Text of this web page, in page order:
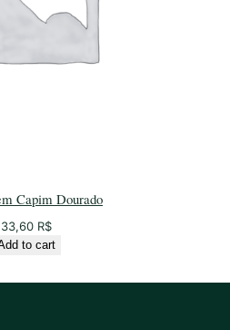
Capim Dourado
33,60 R$
to cart